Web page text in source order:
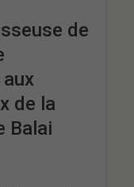
de
de la
Balai